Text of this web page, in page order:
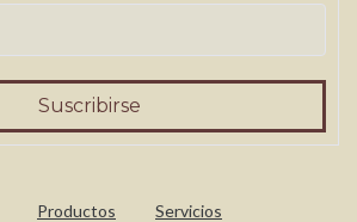
Productos Servicios